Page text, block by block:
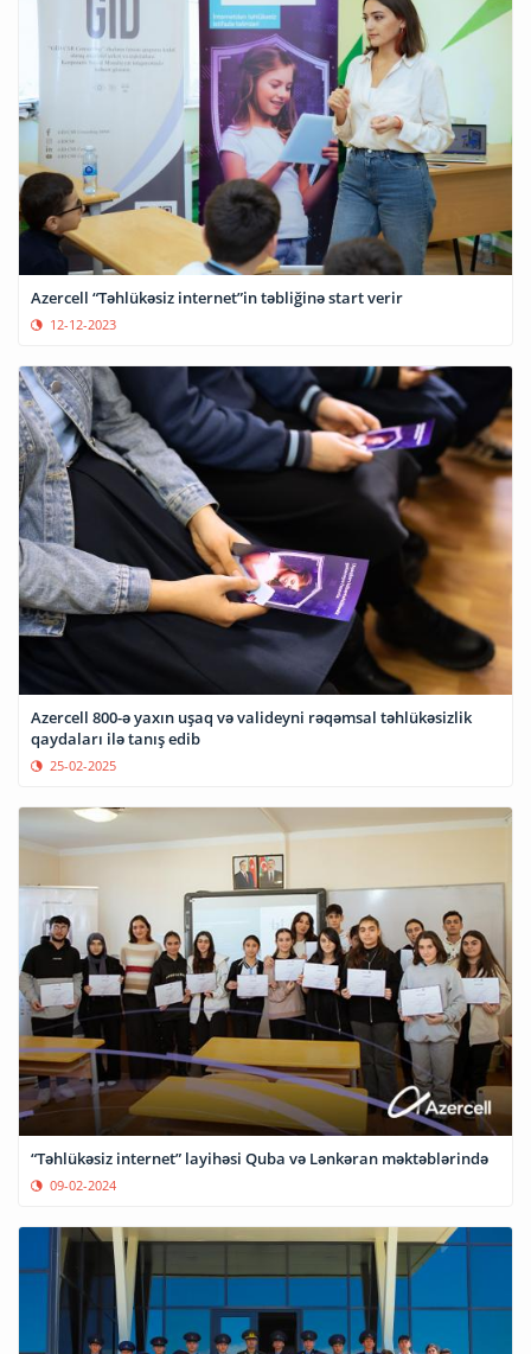
Azercell “Təhlükəsiz internet”in təbliğinə start verir
12-12-2023
Azercell 800-ə yaxın uşaq və valideyni rəqəmsal təhlükəsizlik
qaydaları ilə tanış edib
25-02-2025
“Təhlükəsiz internet” layihəsi Quba və Lənkəran məktəblərində
09-02-2024